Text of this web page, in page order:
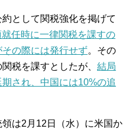
として関税強化を掲げて
任時に一律関税を課すの
の際には発行せず。その
税を課すとしたが、 結局
され、中国には10%の追
は2月12日（水）に米国か